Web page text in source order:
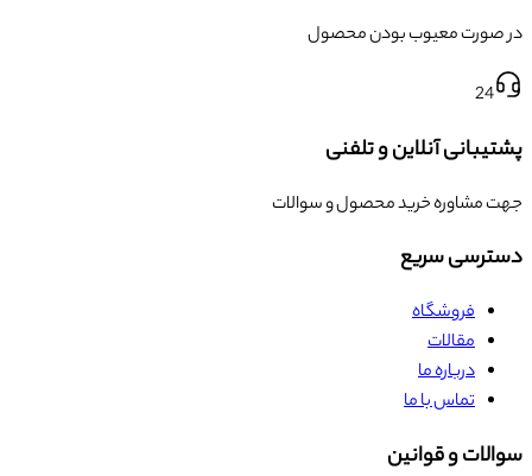
در صورت معیوب بودن محصول
24
پشتیبانی آنلاین و تلفنی
جهت مشاوره خرید محصول و سوالات
دسترسی سریع
فروشگاه
مقالات
درباره ما
تماس با ما
سوالات و قوانین